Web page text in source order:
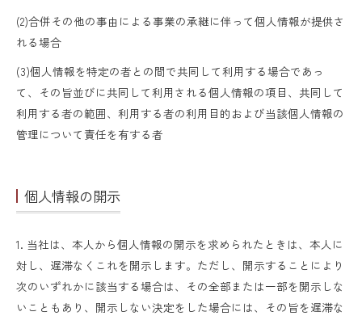
(2)合併その他の事由による事業の承継に伴って個人情報が提供さ
れる場合
(3)個人情報を特定の者との間で共同して利用する場合であっ
て、その旨並びに共同して利用される個人情報の項目、共同して
利用する者の範囲、利用する者の利用目的および当該個人情報の
管理について責任を有する者
個人情報の開示
1. 当社は、本人から個人情報の開示を求められたときは、本人に
対し、遅滞なくこれを開示します。ただし、開示することにより
次のいずれかに該当する場合は、その全部または一部を開示しな
いこともあり、開示しない決定をした場合には、その旨を遅滞な